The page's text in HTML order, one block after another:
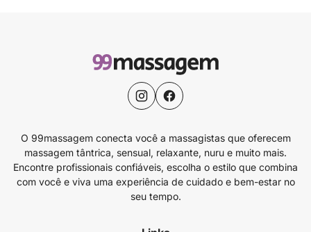
O 99massagem conecta você a massagistas que oferecem
massagem tântrica, sensual, relaxante, nuru e muito mais.
Encontre profissionais confiáveis, escolha o estilo que combina
com você e viva uma experiência de cuidado e bem-estar no
seu tempo.